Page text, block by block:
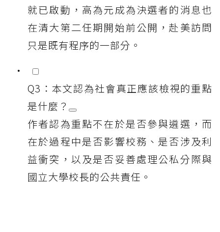
就已啟動，高為元成為決選者的消息也
在清大第二任期開始前公開，赴美訪問
只是既有程序的一部分。
Q3：本文認為社會真正應該檢視的重點
是什麼？
作者認為重點不在於是否參與遴選，而
在於過程中是否影響校務、是否涉及利
益衝突，以及是否妥善處理公私分際與
國立大學校長的公共責任。